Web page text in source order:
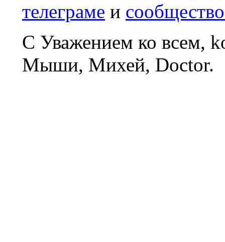
телеграме и
С Уважением ко всем,
Мыши, Михей, Doctor.